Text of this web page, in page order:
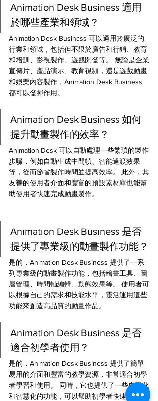
Animation Desk Business 適用
於哪些產業和領域？
Animation Desk Business 可以適用於廣泛的
行業和領域，包括但不限於廣告和行銷、教育
和培訓、影視製作、遊戲開發等。 無論是企業
宣傳片、產品演示、教育視頻，還是遊戲動畫
和娛樂內容製作，Animation Desk Business
都可以發揮作用。
Animation Desk Business 如何
提升動畫製作的效率？
Animation Desk 可以自動處理一些繁瑣的製作
步驟，例如自動生成中間幀、智能過渡效果
等，從而節省製作時間並提高效率。 此外，其
友善的使用者介面和豐富的預設素材庫也能幫
助使用者快速完成動畫製作。
Animation Desk Business 是否
提供了專業級的動畫製作功能？
是的，Animation Desk Business 提供了一系
列專業級的動畫製作功能，包括繪畫工具、圖
層管理、時間軸編輯、動態效果等。 使用者可
以根據自己的需求和技能水平，靈活運用這些
功能來創造高品質的動畫作品。
Animation Desk Business 是否
適合初學者使用？
是的，Animation Desk Business 提供了簡單
易用的介面和豐富的教學資源，非常適合初學
者學習和使用。 同時，它也提供了一些自動化
和智慧化的功能，可以幫助初學者快速上手並